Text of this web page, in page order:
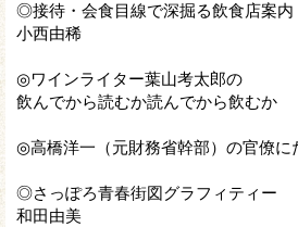
◎接待・会食目線で深掘る飲食店案内
小西由稀
◎ワインライター葉山考太郎の
飲んでから読むか読んでから飲むか
◎高橋洋一（元財務省幹部）の官僚に
◎さっぽろ青春街図グラフィティー
和田由美